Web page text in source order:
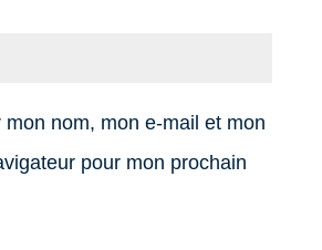
mon nom, mon e-mail et mon
pour mon prochain